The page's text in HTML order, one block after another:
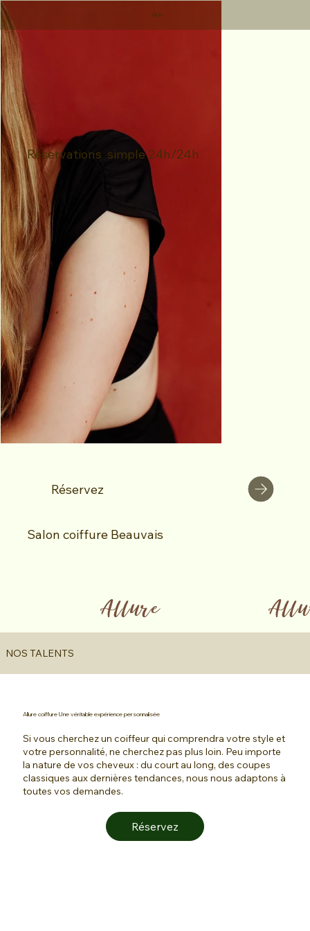
Allure
Réservez
Salon coiffure Beauvais
Réservations simple 24h/24h
            Allure
NOS TALENTS
Allure coiffure Une véritable expérience personnalisée
Si vous cherchez un coiffeur qui comprendra votre style et
votre personnalité, ne cherchez pas plus loin. Peu importe
la nature de vos cheveux : du court au long, des coupes
classiques aux dernières tendances, nous nous adaptons à
toutes vos demandes.
Réservez